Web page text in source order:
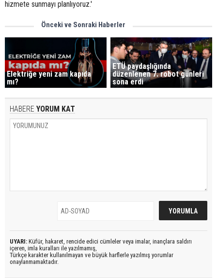
hizmete sunmayı planlıyoruz.'
Önceki ve Sonraki Haberler
Elektriğe yeni zam kapıda
mı?
ETÜ paydaşlığında
düzenlenen 7. robot günleri
sona erdi
HABERE YORUM KAT
UYARI: Küfür, hakaret, rencide edici cümleler veya imalar, inançlara saldırı
içeren, imla kuralları ile yazılmamış,
Türkçe karakter kullanılmayan ve büyük harflerle yazılmış yorumlar
onaylanmamaktadır.